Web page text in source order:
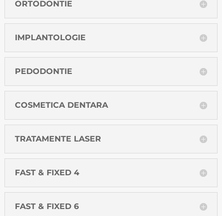
ORTODONTIE
IMPLANTOLOGIE
PEDODONTIE
COSMETICA DENTARA
TRATAMENTE LASER
FAST & FIXED 4
FAST & FIXED 6